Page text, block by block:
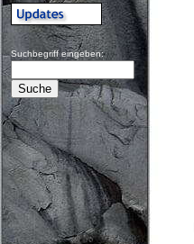
Suchbegriff eingeben: